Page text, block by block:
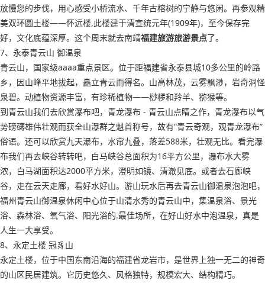
放慢您的步伐，用心感受小桥流水、千年古榕树的宁静与悠闲。再参观精
美双环圆土楼——怀远楼,此楼建于清宣统元年(1909年)，至今保存完
好，文化底蕴深厚。这个周末就去南靖福建旅游旅游景点了。
7、永泰青云山 御温泉
青云山，国家级aaaa重点景区。位于距福建省永泰县城10多公里的岭路
乡，因山峰平地拔起，矗立青云而得名。山高林茂，云雾飘渺，岩奇洞怪
泉碧。动植物资源丰富，有珍稀植物——桫椤和羚羊、猕猴等。
到青云山我们去欣赏瀑布吧，青龙瀑布 - 青云山点睛之作，青龙瀑布以气
势磅礴雄伟壮观而获全山瀑群之魁首称号，故有“青云奇观，观青龙瀑布”
俗语。还可以欣赏九天瀑布，水帘九叠，落差588米，壮观无比。看完瀑
布我们再去峡谷转转吧，白马峡谷总面积为16平方公里，瀑布水大雾
浓，白马湖面积达2000平方米，澄明如镜、清澈见底。或者去石廊峡
谷，走在云天走廊，看好水好山。游山玩水后再去青云山御温泉泡泡吧，
福州青云山御温泉休闲中心位于山清水秀的青云山中，集温泉浴、景光
浴、森林浴、氧气浴、阳光浴的.最佳场所，在好山好水中泡温泉，真是
人生一大享受。
8、永定土楼 冠豸山
永定土楼，位于中国东南沿海的福建省龙岩市，是世界上独一无二的神奇
的山区民居建筑。它历史悠久、风格独特，规模宏大、结构精巧。